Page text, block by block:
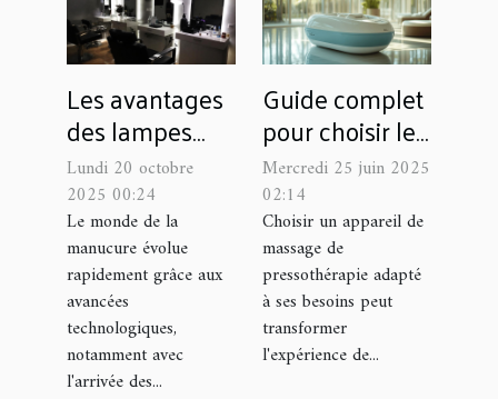
Les avantages
des lampes
LED pour
ongles
comparées aux
UV
Lundi 20 octobre
2025 00:24
Le monde de la
manucure évolue
rapidement grâce aux
avancées
technologiques,
notamment avec
l'arrivée des...
Guide complet
pour choisir le
meilleur
appareil de
massage de
pressothérapie
Mercredi 25 juin 2025
02:14
Choisir un appareil de
massage de
pressothérapie adapté
à ses besoins peut
transformer
l'expérience de...